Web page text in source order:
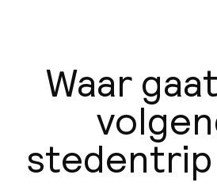
Waar
stedentrip